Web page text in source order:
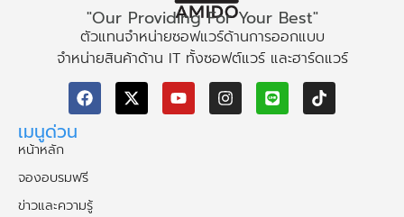
"Our Providing For Your Best"
ตัวแทนจำหน่ายซอฟแวร์ด้านการออกแบบ
จำหน่ายสินค้าด้าน IT ทั้งซอฟต์แวร์ และฮาร์ดแวร์
เมนูด่วน
หน้าหลัก
จองอบรมฟรี
ข่าวและความรู้